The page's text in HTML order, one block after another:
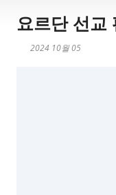
요르단 선교
2024 10월 05